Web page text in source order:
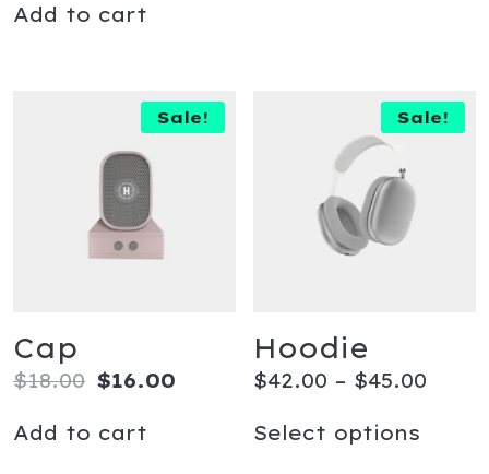
Add to cart
Sale!
Cap
$18.00 $16.00
Add to cart
Sale!
Hoodie
$42.00 – $45.00
Select options